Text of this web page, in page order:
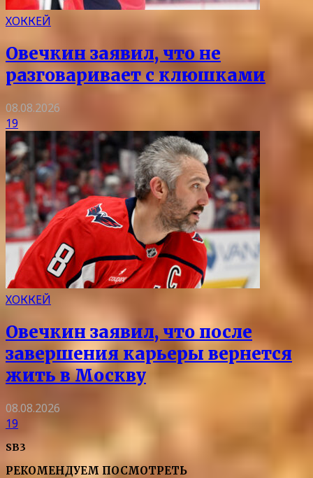
ХОККЕЙ
Овечкин заявил, что не
разговаривает с клюшками
08.08.2026
19
ХОККЕЙ
Овечкин заявил, что после
завершения карьеры вернется
жить в Москву
08.08.2026
19
SB3
РЕКОМЕНДУЕМ ПОСМОТРЕТЬ